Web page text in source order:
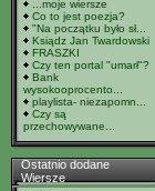
...moje wiersze
Co to jest poezja?
"Na początku było sł...
Ksiądz Jan Twardowski
FRASZKI
Czy ten portal "umarł"?
Bank
wysokooprocento...
playlista- niezapomn...
Czy są
przechowywane...
Ostatnio dodane
Wiersze